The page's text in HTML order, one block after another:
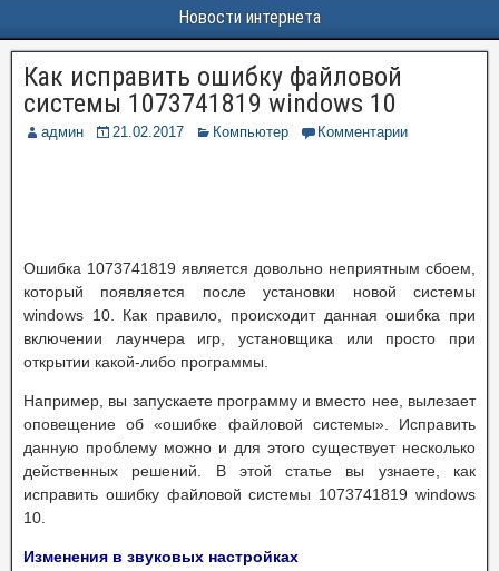
Новости интернета
Как исправить ошибку файловой
системы 1073741819 windows 10
админ 21.02.2017 Компьютер Комментарии
Ошибка 1073741819 является довольно неприятным сбоем,
который появляется после установки новой системы
windows 10. Как правило, происходит данная ошибка при
включении лаунчера игр, установщика или просто при
открытии какой-либо программы.
Например, вы запускаете программу и вместо нее, вылезает
оповещение об «ошибке файловой системы». Исправить
данную проблему можно и для этого существует несколько
действенных решений. В этой статье вы узнаете, как
исправить ошибку файловой системы 1073741819 windows
10.
Изменения в звуковых настройках